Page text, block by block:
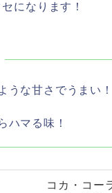
になります！
うな甘さでうまい！
ハマる味！
コカ・コー